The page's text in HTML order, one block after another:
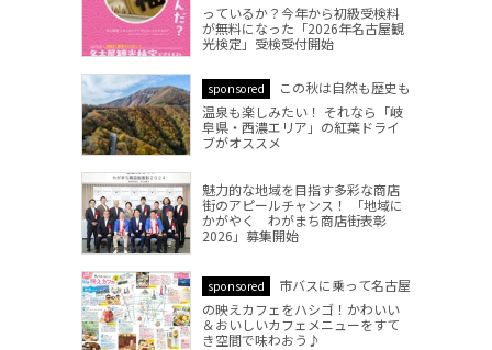
っているか？今年から初級受検料
が無料になった「2026年名古屋観
光検定」受検受付開始
sponsored
この秋は自然も歴史も
温泉も楽しみたい！ それなら「岐
阜県・西濃エリア」の紅葉ドライ
ブがオススメ
魅力的な地域を目指す多彩な商店
街のアピールチャンス！ 「地域に
かがやく わがまち商店街表彰
2026」募集開始
sponsored
市バスに乗って名古屋
の映えカフェをハシゴ！かわいい
＆おいしいカフェメニューをすて
き空間で味わおう♪